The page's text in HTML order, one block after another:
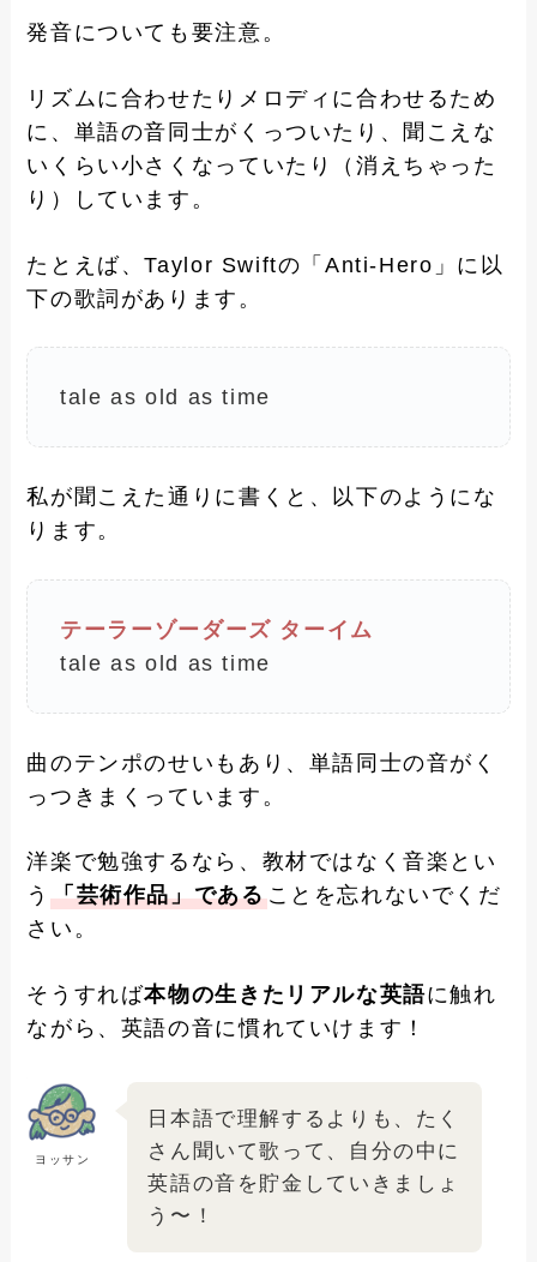
発音についても要注意。
リズムに合わせたりメロディに合わせるため
に、単語の音同士がくっついたり、聞こえな
いくらい小さくなっていたり（消えちゃった
り）しています。
たとえば、Taylor Swiftの「Anti-Hero」に以
下の歌詞があります。
tale as old as time
私が聞こえた通りに書くと、以下のようにな
ります。
テーラーゾーダーズ ターイム
tale as old as time
曲のテンポのせいもあり、単語同士の音がく
っつきまくっています。
洋楽で勉強するなら、教材ではなく音楽とい
う「芸術作品」であることを忘れないでくだ
さい。
そうすれば本物の生きたリアルな英語に触れ
ながら、英語の音に慣れていけます！
ヨッサン
日本語で理解するよりも、たく
さん聞いて歌って、自分の中に
英語の音を貯金していきましょ
う〜！